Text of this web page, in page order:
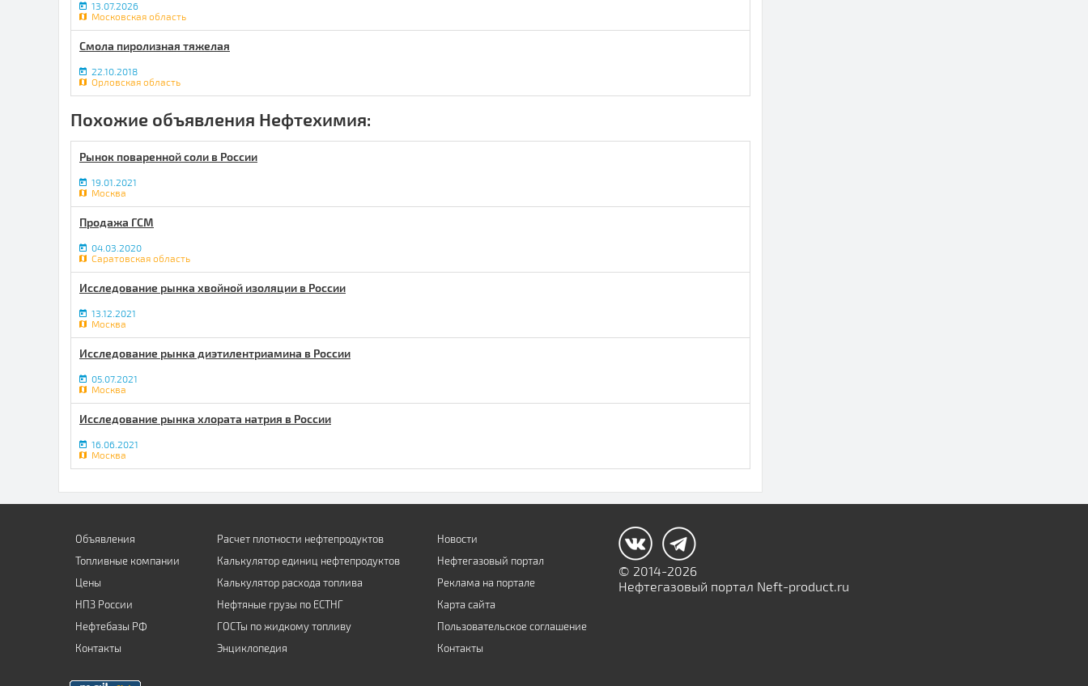
13.07.2026
Московская область
Смола пиролизная тяжелая
22.10.2018
Орловская область
Похожие объявления Нефтехимия:
Рынок поваренной соли в России
19.01.2021
Москва
Продажа ГСМ
04.03.2020
Саратовская область
Исследование рынка хвойной изоляции в России
13.12.2021
Москва
Исследование рынка диэтилентриамина в России
05.07.2021
Москва
Исследование рынка хлората натрия в России
16.06.2021
Москва
Объявления
Топливные компании
Цены
НПЗ России
Нефтебазы РФ
Контакты
Расчет плотности нефтепродуктов
Калькулятор единиц нефтепродуктов
Калькулятор расхода топлива
Нефтяные грузы по ЕСТНГ
ГОСТы по жидкому топливу
Энциклопедия
Новости
Нефтегазовый портал
Реклама на портале
Карта сайта
Пользовательское соглашение
Контакты
© 2014-2026
Нефтегазовый портал Neft-product.ru